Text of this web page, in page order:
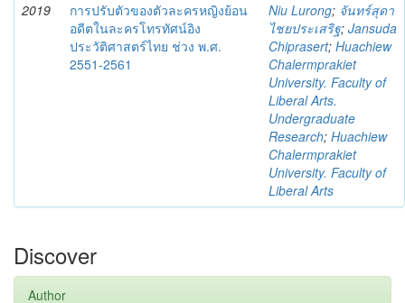
2019
การปรับตัวของตัวละครหญิงย้อน
อดีตในละครโทรทัศน์อิง
ประวัติศาสตร์ไทย ช่วง พ.ศ.
2551-2561
Niu Lurong; จันทร์สุดา
ไชยประเสริฐ; Jansuda
Chiprasert; Huachiew
Chalermprakiet
University. Faculty of
Liberal Arts.
Undergraduate
Research; Huachiew
Chalermprakiet
University. Faculty of
Liberal Arts
Discover
Author